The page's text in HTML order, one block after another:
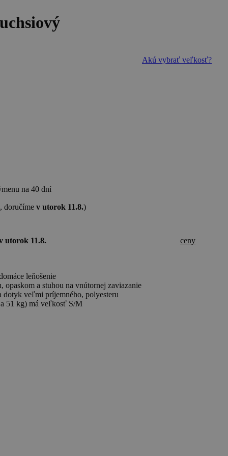
Akú vybrať veľkosť?
na 40 dní
, doručíme v utorok 11.8.)
utorok 11.8. ceny
leňošenie
opaskom a stuhou na vnútornej zaviazanie
dotyk veľmi príjemného, polyesteru
51 kg) má veľkosť S/M